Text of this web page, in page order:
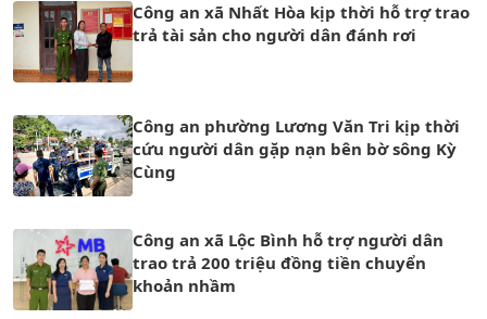
Công an xã Nhất Hòa kịp thời hỗ trợ trao
trả tài sản cho người dân đánh rơi
Công an phường Lương Văn Tri kịp thời
cứu người dân gặp nạn bên bờ sông Kỳ
Cùng
Công an xã Lộc Bình hỗ trợ người dân
trao trả 200 triệu đồng tiền chuyển
khoản nhầm